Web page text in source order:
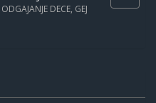
DECE, GEJ